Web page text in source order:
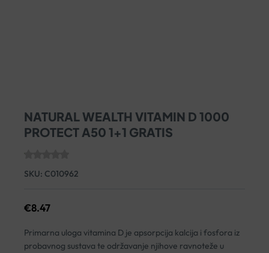
NATURAL WEALTH VITAMIN D 1000
PROTECT A50 1+1 GRATIS
SKU: C010962
€8.47
Primarna uloga vitamina D je apsorpcija kalcija i fosfora iz
probavnog sustava te održavanje njihove ravnoteže u